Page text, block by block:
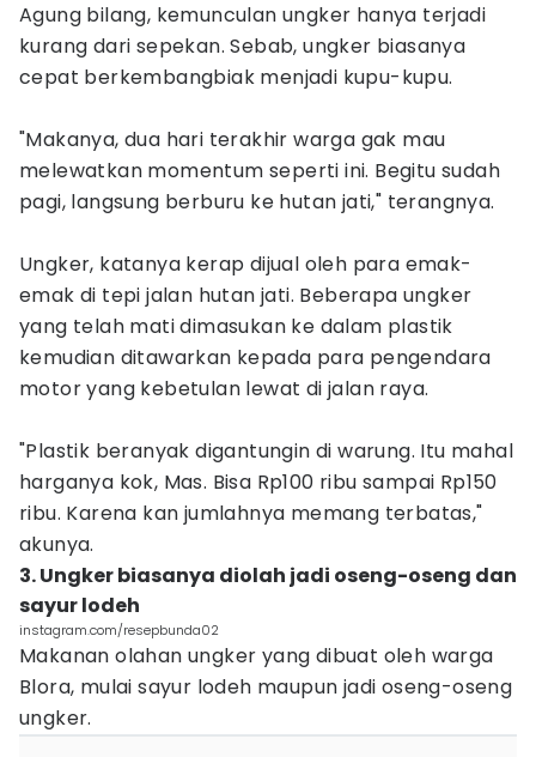
Agung bilang, kemunculan ungker hanya terjadi
kurang dari sepekan. Sebab, ungker biasanya
cepat berkembangbiak menjadi kupu-kupu.
"Makanya, dua hari terakhir warga gak mau
melewatkan momentum seperti ini. Begitu sudah
pagi, langsung berburu ke hutan jati," terangnya.
Ungker, katanya kerap dijual oleh para emak-
emak di tepi jalan hutan jati. Beberapa ungker
yang telah mati dimasukan ke dalam plastik
kemudian ditawarkan kepada para pengendara
motor yang kebetulan lewat di jalan raya.
"Plastik beranyak digantungin di warung. Itu mahal
harganya kok, Mas. Bisa Rp100 ribu sampai Rp150
ribu. Karena kan jumlahnya memang terbatas,"
akunya.
3. Ungker biasanya diolah jadi oseng-oseng dan
sayur lodeh
instagram.com/resepbunda02
Makanan olahan ungker yang dibuat oleh warga
Blora, mulai sayur lodeh maupun jadi oseng-oseng
ungker.